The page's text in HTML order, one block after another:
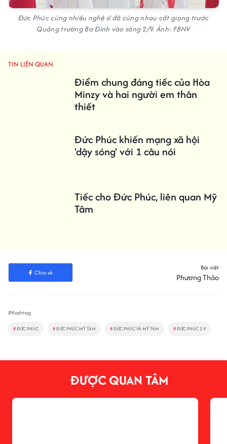
Đức Phúc cùng nhiều nghệ sĩ đã cùng nhau cất giọng trước
Quảng trường Ba Đình vào sáng 2/9. Ảnh: FBNV
TIN LIÊN QUAN
Điểm chung đáng tiếc của Hòa
Minzy và hai người em thân
thiết
Đức Phúc khiến mạng xã hội
'dậy sóng' với 1 câu nói
Tiếc cho Đức Phúc, liên quan Mỹ
Tâm
Chia sẻ
Bài viết
Phương Thảo
#Hashtag
#ĐỨC PHÚC #ĐỨC PHÚC MỸ TÂM #ĐỨC PHÚC VÀ MỸ TÂM #ĐỨC PHÚC 2 9
ĐƯỢC QUAN TÂM